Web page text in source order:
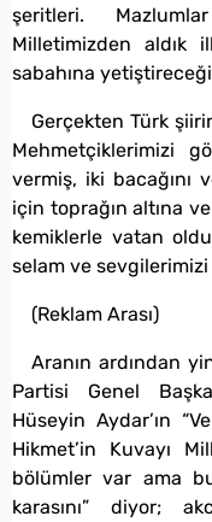
şeritleri.
Milletimizden aldık
sabahına
Gerçekten Türk
Mehmetçiklerimizi
vermiş, iki bacağını
için toprağın altına
kemiklerle vatan
selam ve sevgilerimizi
(Reklam Arası)
Aranın ardından
Partisi Genel
Hüseyin Aydar’ın
Hikmet’in Kuvayı
bölümler var ama
karasını” diyor;